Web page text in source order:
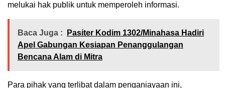
melukai hak publik untuk memperoleh informasi.
Baca Juga :
Pasiter Kodim 1302/Minahasa Hadiri
Apel Gabungan Kesiapan Penanggulangan
Bencana Alam di Mitra
Para pihak yang terlibat dalam penganiayaan ini,